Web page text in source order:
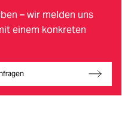
– wir melden uns
einem konkreten